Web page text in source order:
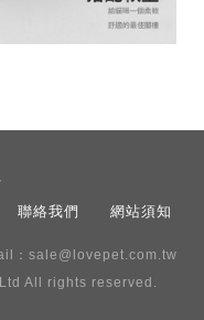
聯絡我們 網站須知
： sale@lovepet.com.tw
All rights reserved.